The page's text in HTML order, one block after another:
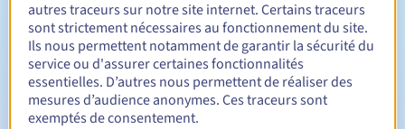
Durée de renouvellement Entre 1 et 10 ans
Période de rédemption
autres traceurs sur notre site internet. Certains traceurs
sont strictement nécessaires au fonctionnement du site.
Ils nous permettent notamment de garantir la sécurité du
service ou d'assurer certaines fonctionnalités
essentielles. D’autres nous permettent de réaliser des
mesures d’audience anonymes. Ces traceurs sont
exemptés de consentement.